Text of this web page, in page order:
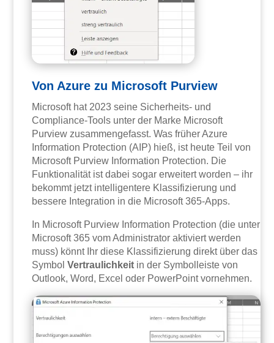
Von Azure zu Microsoft Purview
Microsoft hat 2023 seine Sicherheits- und
Compliance-Tools unter der Marke Microsoft
Purview zusammengefasst. Was früher Azure
Information Protection (AIP) hieß, ist heute Teil von
Microsoft Purview Information Protection. Die
Funktionalität ist dabei sogar erweitert worden – ihr
bekommt jetzt intelligentere Klassifizierung und
bessere Integration in die Microsoft 365-Apps.
In Microsoft Purview Information Protection (die unter
Microsoft 365 vom Administrator aktiviert werden
muss) könnt Ihr diese Klassifizierung direkt über das
SymbolVertraulichkeit in der Symbolleiste von
Outlook, Word, Excel oder PowerPoint vornehmen.